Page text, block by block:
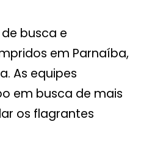
busca e
em Parnaíba,
As equipes
em busca de mais
os flagrantes